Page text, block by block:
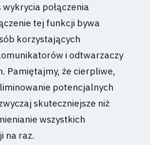
połączenia
tej funkcji bywa
korzystających
i odtwarzaczy
Pamiętajmy, że cierpliwe,
potencjalnych
skuteczniejsze niż
wszystkich
na raz.